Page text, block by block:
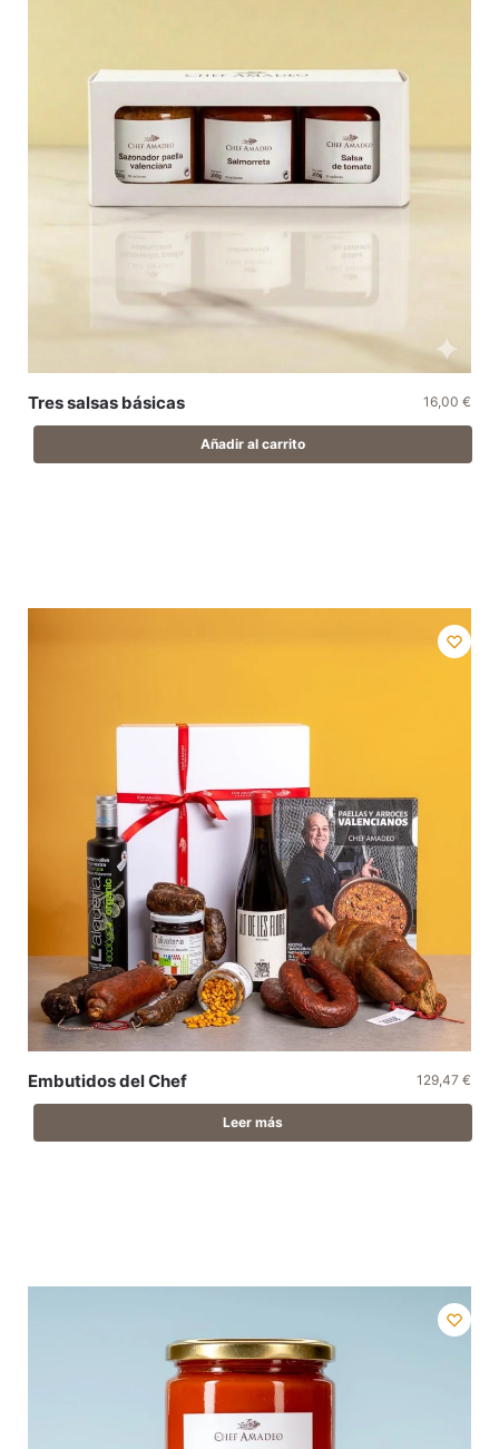
Tres salsas básicas 16,00 €
Añadir al carrito
Embutidos del Chef 129,47 €
Leer más